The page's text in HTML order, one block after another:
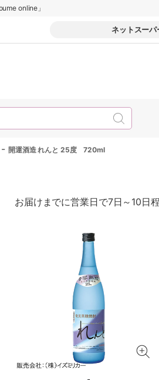
online」
ネットスーパ
- 開運酒造 れんと 25度 720ml
お届けまでに営業日で7日～10日